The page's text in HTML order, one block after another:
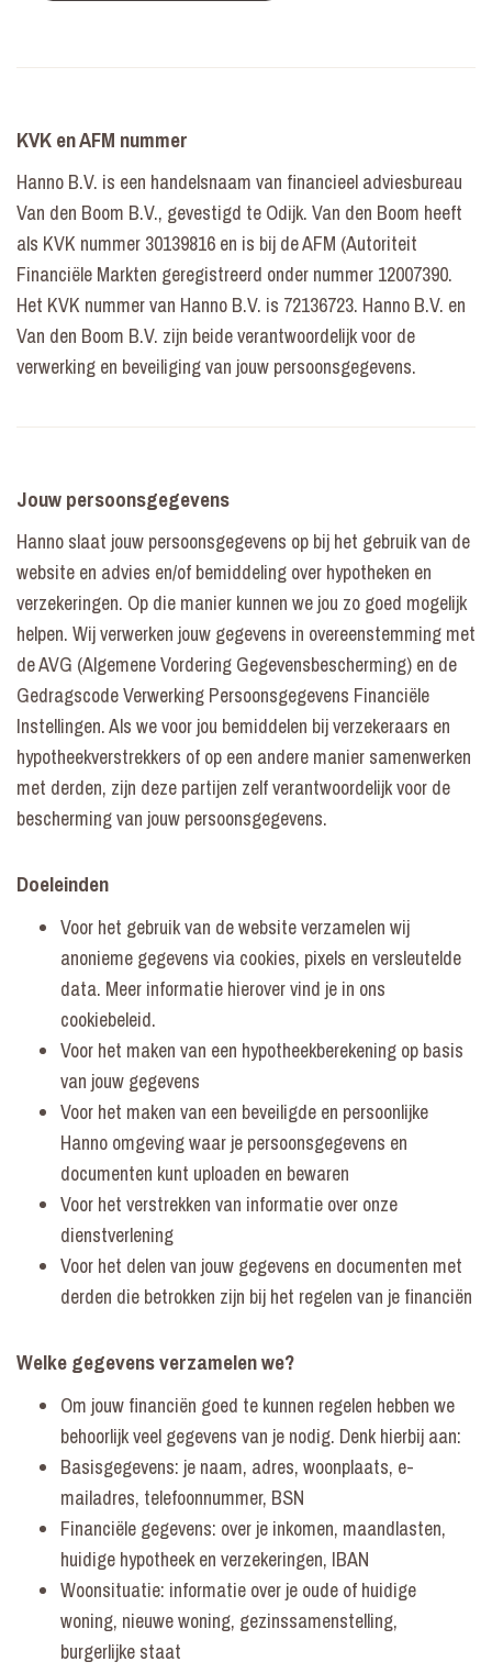
KVK en AFM nummer
Hanno B.V. is een handelsnaam van financieel adviesbureau
Van den Boom B.V., gevestigd te Odijk. Van den Boom heeft
als KVK nummer 30139816 en is bij de AFM (Autoriteit
Financiële Markten geregistreerd onder nummer 12007390.
Het KVK nummer van Hanno B.V. is 72136723. Hanno B.V. en
Van den Boom B.V. zijn beide verantwoordelijk voor de
verwerking en beveiliging van jouw persoonsgegevens.
Jouw persoonsgegevens
Hanno slaat jouw persoonsgegevens op bij het gebruik van de
website en advies en/of bemiddeling over hypotheken en
verzekeringen. Op die manier kunnen we jou zo goed mogelijk
helpen. Wij verwerken jouw gegevens in overeenstemming met
de AVG (Algemene Vordering Gegevensbescherming) en de
Gedragscode Verwerking Persoonsgegevens Financiële
Instellingen. Als we voor jou bemiddelen bij verzekeraars en
hypotheekverstrekkers of op een andere manier samenwerken
met derden, zijn deze partijen zelf verantwoordelijk voor de
bescherming van jouw persoonsgegevens.
Doeleinden
Voor het gebruik van de website verzamelen wij
anonieme gegevens via cookies, pixels en versleutelde
data. Meer informatie hierover vind je in ons
cookiebeleid.
Voor het maken van een hypotheekberekening op basis
van jouw gegevens
Voor het maken van een beveiligde en persoonlijke
Hanno omgevingwaar je persoonsgegevens en
documenten kunt uploaden en bewaren
Voor het verstrekken van informatie over onze
dienstverlening
Voor het delen van jouw gegevens en documenten met
derden die betrokken zijn bij het regelen van je financiën
Welke gegevens verzamelen we?
Om jouw financiën goed te kunnen regelen hebben we
behoorlijk veel gegevens van je nodig. Denk hierbij aan:
Basisgegevens: je naam, adres, woonplaats, e-
mailadres, telefoonnummer, BSN
Financiële gegevens: over je inkomen, maandlasten,
huidige hypotheek en verzekeringen, IBAN
Woonsituatie: informatie over je oude of huidige
woning, nieuwe woning, gezinssamenstelling,
burgerlijke staat